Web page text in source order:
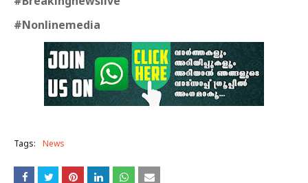
#Nonlinemedia
Tags: News